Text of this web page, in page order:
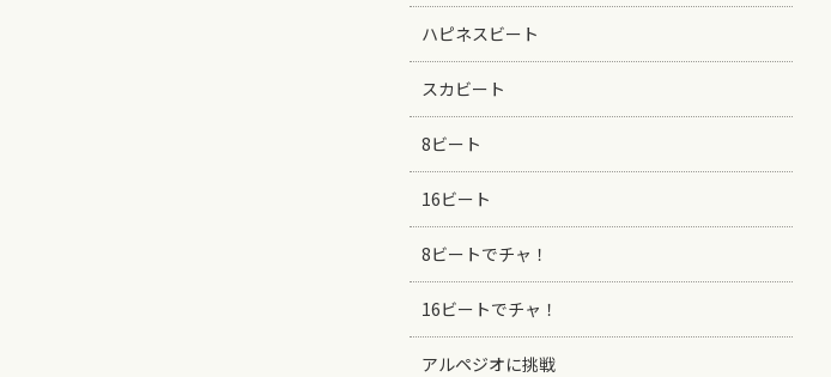
ハピネスビート
スカビート
8ビート
16ビート
8ビートでチャ！
16ビートでチャ！
アルペジオに挑戦